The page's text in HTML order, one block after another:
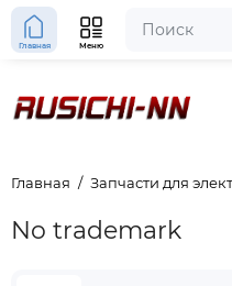
Главная Меню
Главная Запчасти для
No trademark